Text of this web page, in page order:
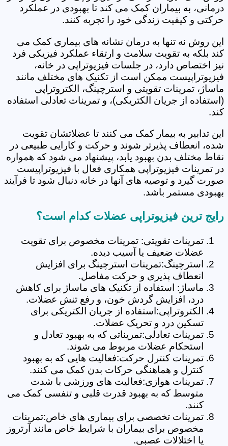
درمانی، به بیماران کمک می کند تا بهبودی در عملکرد
حرکتی و کیفیت زندگی خود را تجربه کنند.
این روش نه تنها به درمان نشانه های بیماری کمک می
کند بلکه به تقویت سلامت و ارتقاء عملکرد فیزیکی فرد
نیز اختصاص دارد، در جلسات فیزیوتراپی در خانه،
فیزیوتراپیست ممکن است از تکنیک های مختلف مانند
ماساژ، تمرینات تقویتی و استرچینگ، الکتروتراپی
(استفاده از جریان الکتریکی)، و تمرینات تعادلی استفاده
کند.
این تدابیر به بیمار کمک می کنند تا عضلاتشان تقویت
شده، انعطاف پذیرتر شوند و حرکت و کارایی طبیعی در
نقاط مختلف بدن بهبود یابد، پیشنهاد می شود که همواره
در تمرینات فیزیوتراپی همکاری فعال با فیزیوتراپیست
صورت گیرد و توصیه های آنها در خانه دنبال شود تا فرآیند
بهبودی مستمر باشد.
رایج ترین فیزیوتراپی عضلات کدام است؟
تمرینات تقویتی: تمرینات مخصوص برای تقویت
عضلات ضعیف یا آسیب دیده.
استرچینگ:تمرینات استرچینگ برای افزایش
انعطاف پذیری و حرکت مفاصل.
ماساژ: استفاده از تکنیک های ماساژ برای کاهش
درد، افزایش گردش خون، و رفع تنش عضلات.
الکتروتراپی:استفاده از جریان الکتریکی برای
تسکین درد و تحریک عضلات.
تمرینات تعادلی:تمریناتی که به بهبود تعادل و
استحکام عضلات مربوط می شوند.
تمرینات کنترل حرکت:فعالیت هایی که به بهبود
کنترل و هماهنگی حرکات بدن کمک می کنند.
تمرینات هوازی:فعالیت های ورزشی با شدت
متوسط که به بهبود قدرت قلبی و تنفسی کمک می
کنند.
تمرینات تخصصی برای بیماری های خاص:تمرینات
مخصوص برای بیماران با شرایط خاص مانند آرتروز
یا اختلالات عصبی.